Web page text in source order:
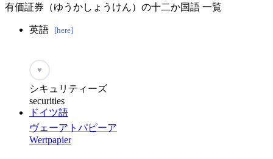
有価証券（ゆうかしょうけん）の十二か国語 一覧
英語 [here]
♥
シキュリティーズ
securities
ドイツ語
ヴェーアトパピーア
Wertpapier